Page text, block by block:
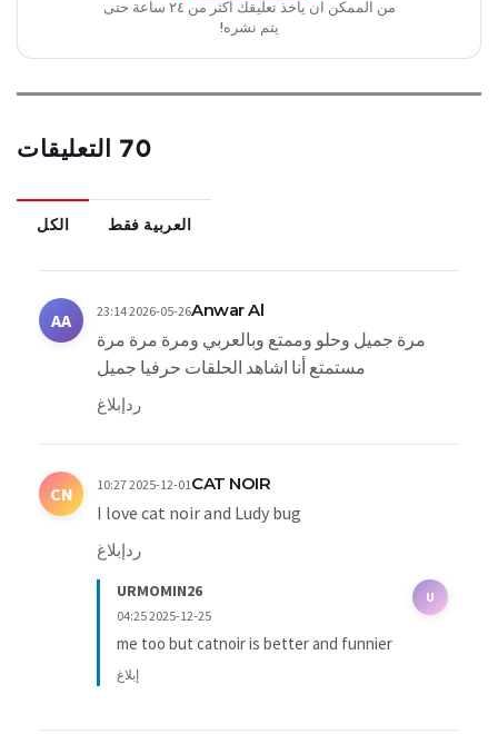
من الممكن ان ياخذ تعليقك اكثر من ٢٤ ساعة حتى
يتم نشره!
70 التعليقات
الكل العربية فقط
AA Anwar Al
2026-05-26 23:14
‏مرة جميل وحلو وممتع وبالعربي ومرة مرة مرة
مستمتع أنا اشاهد الحلقات حرفيا جميل
ردإبلاغ
CN CAT NOIR
2025-12-01 10:27
I love cat noir and Ludy bug
ردإبلاغ
U
URMOMIN26
2025-12-25 04:25
me too but catnoir is better and funnier
إبلاغ